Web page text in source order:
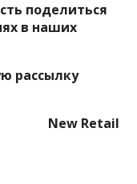
поделиться
в наших
рассылку
New Retail